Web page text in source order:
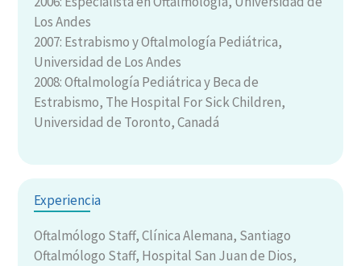
Los Andes
2007: Estrabismo y Oftalmología Pediátrica,
Universidad de Los Andes
2008: Oftalmología Pediátrica y Beca de
Estrabismo, The Hospital For Sick Children,
Universidad de Toronto, Canadá
Experiencia
Oftalmólogo Staff, Clínica Alemana, Santiago
Oftalmólogo Staff, Hospital San Juan de Dios,